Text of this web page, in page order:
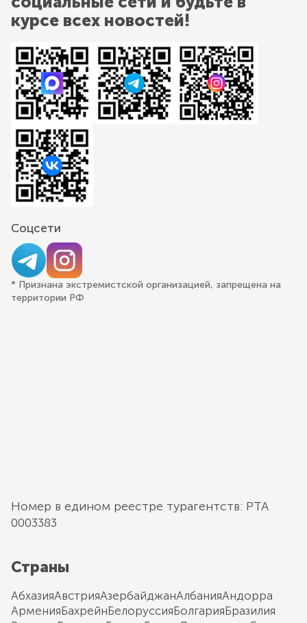
курсе всех новостей!
Соцсети
* Признана экстремистской организацией, запрещена на
территории РФ
Номер в едином реестре турагентств: РТА
0003383
Страны
АбхазияАвстрияАзербайджанАлбанияАндорра
АрменияБахрейнБелоруссияБолгарияБразилия